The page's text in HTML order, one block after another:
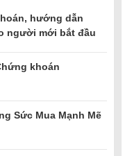
hướng dẫn
người mới bắt đầu
khoán
Sức Mua Mạnh Mẽ